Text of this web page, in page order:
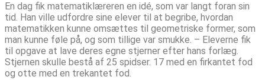
En dag fik matematiklæreren en idé, som var langt foran sin
tid. Han ville udfordre sine elever til at begribe, hvordan
matematikken kunne omsættes til geometriske former, som
man kunne føle på, og som tillige var smukke. – Eleverne fik
til opgave at lave deres egne stjerner efter hans forlæg.
Stjernen skulle bestå af 25 spidser. 17 med en firkantet fod
og otte med en trekantet fod.